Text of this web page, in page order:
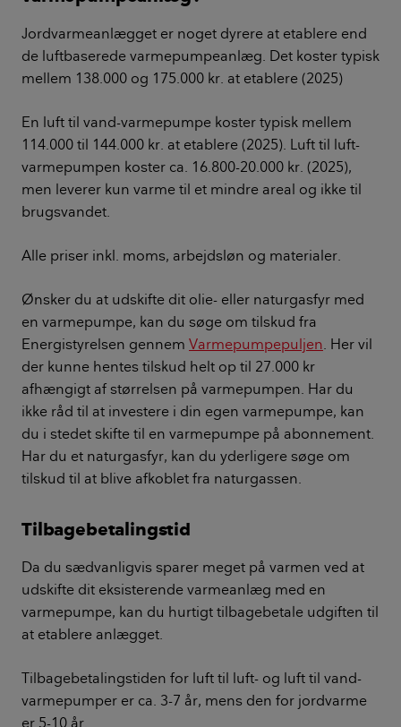
Jordvarmeanlægget er noget dyrere at etablere end
de luftbaserede varmepumpeanlæg. Det koster typisk
mellem 138.000 og 175.000 kr. at etablere (2025)
En luft til vand-varmepumpe koster typisk mellem
114.000 til 144.000 kr. at etablere (2025). Luft til luft-
varmepumpen koster ca. 16.800-20.000 kr. (2025),
men leverer kun varme til et mindre areal og ikke til
brugsvandet.
Alle priser inkl. moms, arbejdsløn og materialer.
Ønsker du at udskifte dit olie- eller naturgasfyr med
en varmepumpe, kan du søge om tilskud fra
Energistyrelsen gennem Varmepumpepuljen. Her vil
der kunne hentes tilskud helt op til 27.000 kr
afhængigt af størrelsen på varmepumpen. Har du
ikke råd til at investere i din egen varmepumpe, kan
du i stedet skifte til en varmepumpe på abonnement.
Har du et naturgasfyr, kan du yderligere søge om
tilskud til at blive afkoblet fra naturgassen.
Tilbagebetalingstid
Da du sædvanligvis sparer meget på varmen ved at
udskifte dit eksisterende varmeanlæg med en
varmepumpe, kan du hurtigt tilbagebetale udgiften til
at etablere anlægget.
Tilbagebetalingstiden for luft til luft- og luft til vand-
varmepumper er ca. 3-7 år, mens den for jordvarme
er 5-10 år.